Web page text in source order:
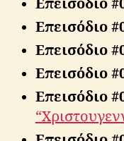
Επεισόδιο
Επεισόδιο
Επεισόδιο
Επεισόδιο
Επεισόδιο